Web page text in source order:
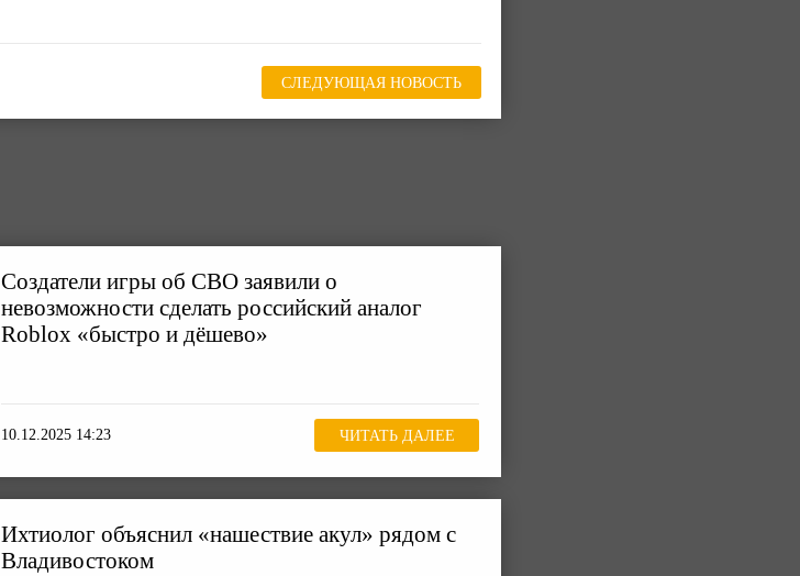
СЛЕДУЮЩАЯ НОВОСТЬ
Создатели игры об СВО заявили о
невозможности сделать российский аналог
Roblox «быстро и дёшево»
10.12.2025 14:23 ЧИТАТЬ ДАЛЕЕ
Ихтиолог объяснил «нашествие акул» рядом с
Владивостоком